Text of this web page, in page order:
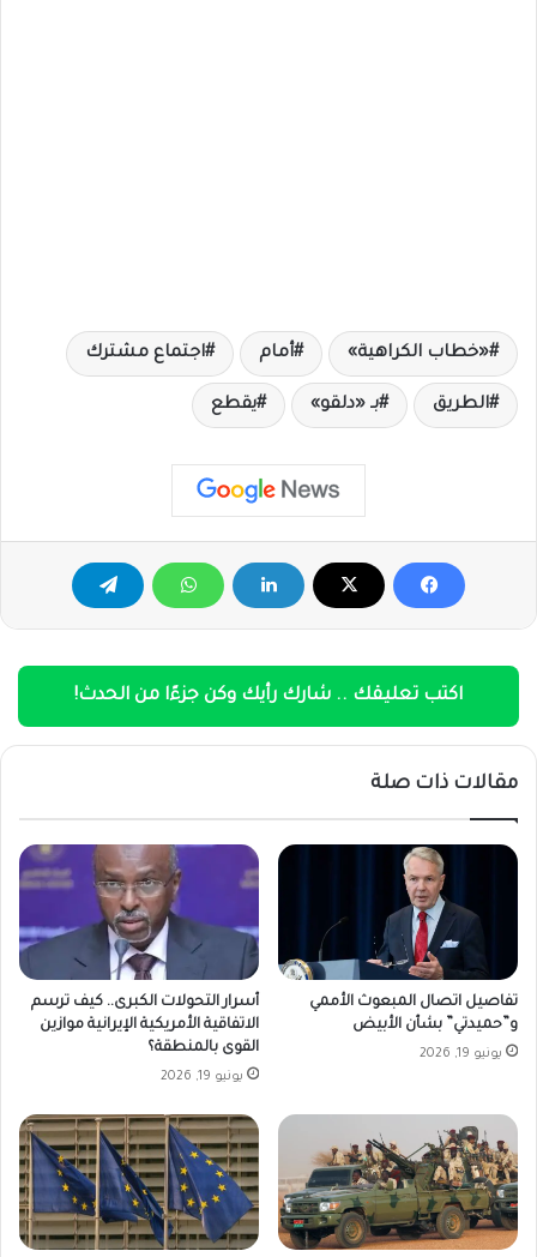
«خطاب الكراهية» أمام اجتماع مشترك
الطريق بـ «دلقو» يقطع
اكتب تعليقك .. شارك رأيك وكن جزءًا من الحدث!
مقالات ذات صلة
تفاصيل اتصال المبعوث الأممي
و”حميدتي” بشأن الأبيض
يونيو 19, 2026
أسرار التحولات الكبرى.. كيف ترسم
الاتفاقية الأمريكية الإيرانية موازين
القوى بالمنطقة؟
يونيو 19, 2026